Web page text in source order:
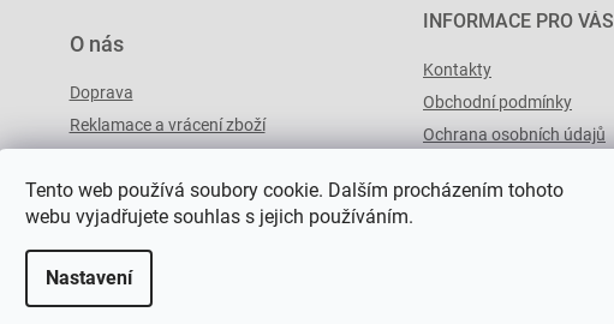
Tento web používá soubory cookie. Dalším procházením tohoto
webu vyjadřujete souhlas s jejich používáním.
Nastavení
O nás
Doprava
Reklamace a vrácení zboží
INFORMACE PRO VÁS
Kontakty
Obchodní podmínky
Ochrana osobních údajů
práva vyhrazena.